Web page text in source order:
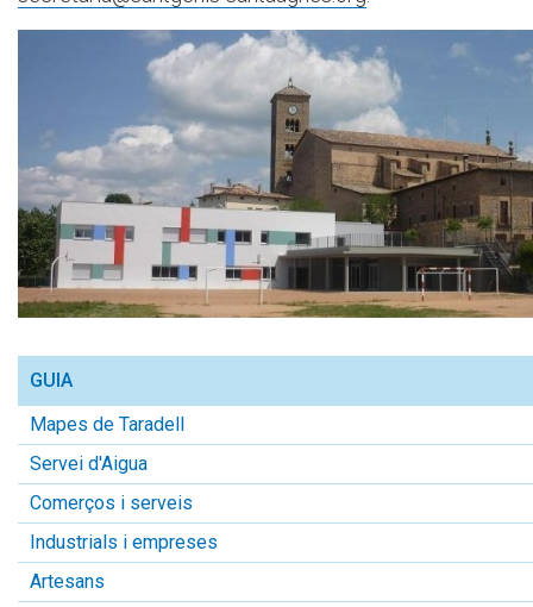
GUIA
Mapes de Taradell
Servei d'Aigua
Comerços i serveis
Industrials i empreses
Artesans